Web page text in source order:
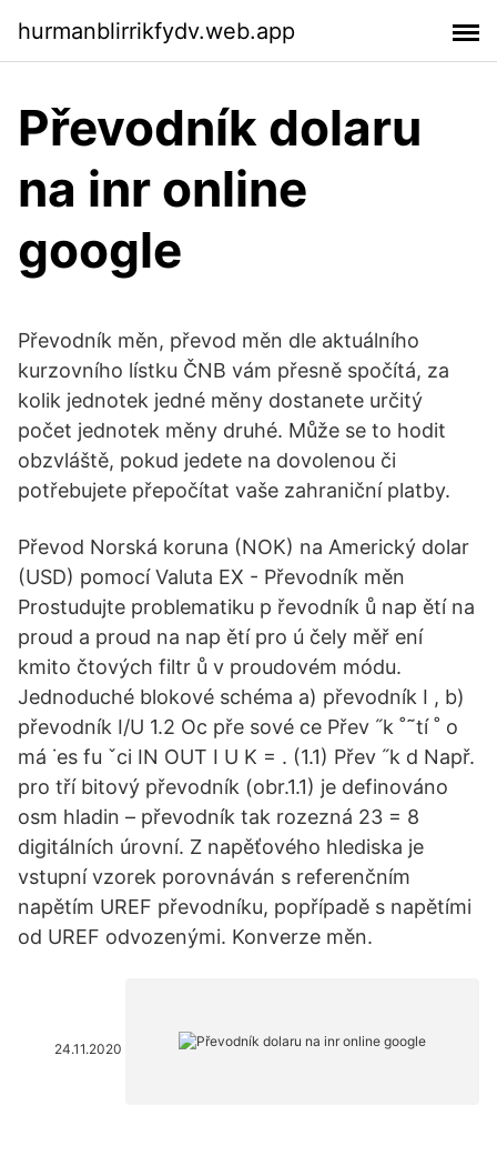
hurmanblirrikfydv.web.app
Převodník dolaru
na inr online
google
Převodník měn, převod měn dle aktuálního
kurzovního lístku ČNB vám přesně spočítá, za
kolik jednotek jedné měny dostanete určitý
počet jednotek měny druhé. Může se to hodit
obzvláště, pokud jedete na dovolenou či
potřebujete přepočítat vaše zahraniční platby.
Převod Norská koruna (NOK) na Americký dolar
(USD) pomocí Valuta EX - Převodník měn
Prostudujte problematiku p řevodník ů nap ětí na
proud a proud na nap ětí pro ú čely měř ení
kmito čtových filtr ů v proudovém módu.
Jednoduché blokové schéma a) převodník I , b)
převodník I/U 1.2 Oc pře sové ce Přev ˝k ˚˜tí ˚ o
má ˙es fu ˇci IN OUT I U K = . (1.1) Přev ˝k d Např.
pro tří bitový převodník (obr.1.1) je definováno
osm hladin – převodník tak rozezná 23 = 8
digitálních úrovní. Z napěťového hlediska je
vstupní vzorek porovnáván s referenčním
napětím UREF převodníku, popřípadě s napětími
od UREF odvozenými. Konverze měn.
24.11.2020